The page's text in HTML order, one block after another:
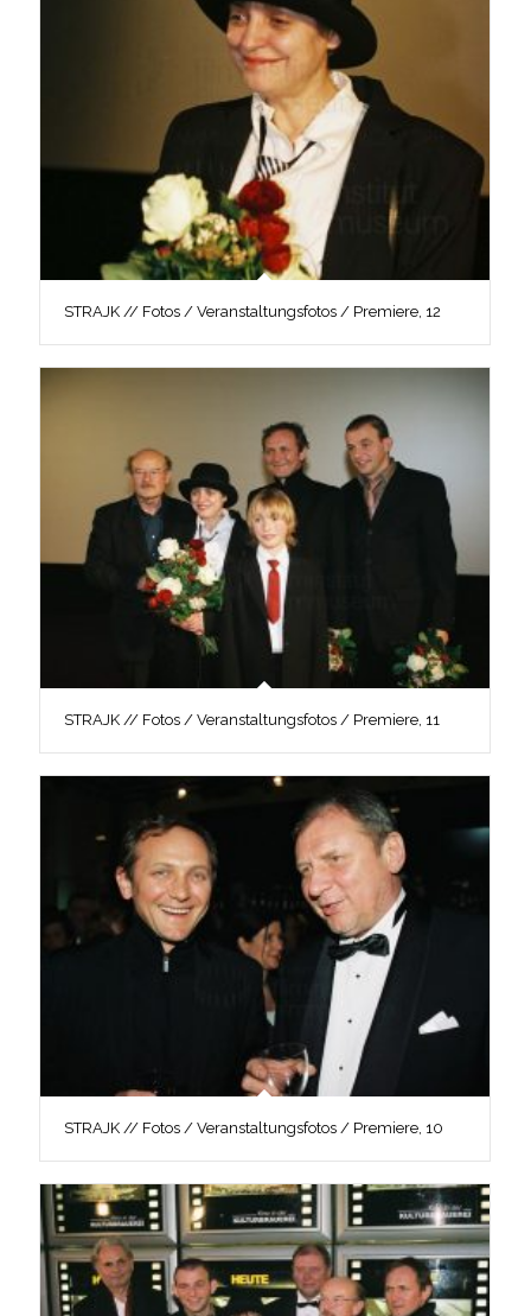
STRAJK // Fotos / Veranstaltungsfotos / Premiere, 12
STRAJK // Fotos / Veranstaltungsfotos / Premiere, 11
STRAJK // Fotos / Veranstaltungsfotos / Premiere, 10